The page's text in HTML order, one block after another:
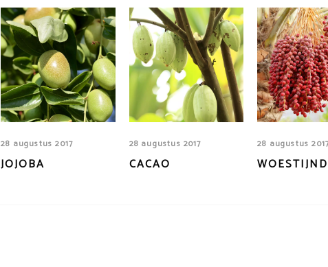
28 augustus 2017
JOJOBA
28 augustus 2017
CACAO
28 augustus